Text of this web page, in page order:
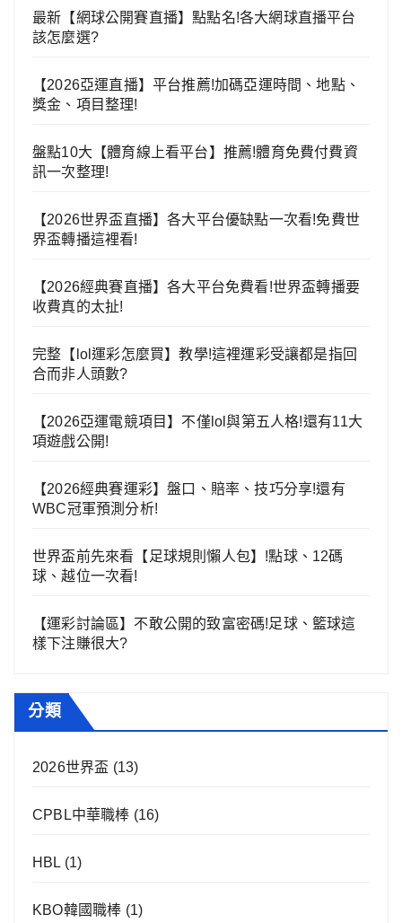
最新【網球公開賽直播】點點名!各大網球直播平台
該怎麼選?
【2026亞運直播】平台推薦!加碼亞運時間、地點、
獎金、項目整理!
盤點10大【體育線上看平台】推薦!體育免費付費資
訊一次整理!
【2026世界盃直播】各大平台優缺點一次看!免費世
界盃轉播這裡看!
【2026經典賽直播】各大平台免費看!世界盃轉播要
收費真的太扯!
完整【lol運彩怎麼買】教學!這裡運彩受讓都是指回
合而非人頭數?
【2026亞運電競項目】不僅lol與第五人格!還有11大
項遊戲公開!
【2026經典賽運彩】盤口、賠率、技巧分享!還有
WBC冠軍預測分析!
世界盃前先來看【足球規則懶人包】!點球、12碼
球、越位一次看!
【運彩討論區】不敢公開的致富密碼!足球、籃球這
樣下注賺很大?
分類
2026世界盃 (13)
CPBL中華職棒 (16)
HBL (1)
KBO韓國職棒 (1)